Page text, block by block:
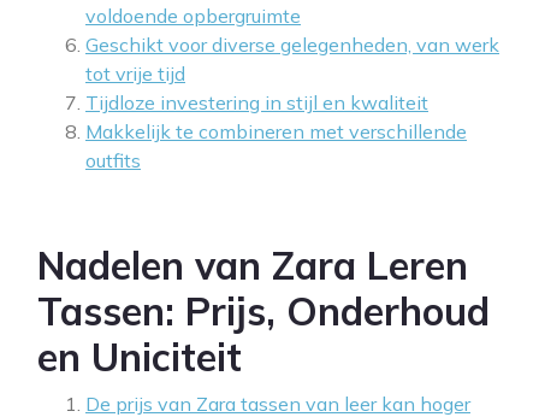
voldoende opbergruimte
Geschikt voor diverse gelegenheden, van werk
tot vrije tijd
Tijdloze investering in stijl en kwaliteit
Makkelijk te combineren met verschillende
outfits
Nadelen van Zara Leren
Tassen: Prijs, Onderhoud
en Uniciteit
De prijs van Zara tassen van leer kan hoger